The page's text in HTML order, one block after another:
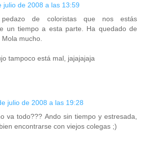
julio de 2008 a las 13:59
de coloristas que nos estás
un tiempo a esta parte. Ha quedado de
mucho.
tampoco está mal, jajajajaja
julio de 2008 a las 19:28
va todo??? Ando sin tiempo y estresada,
encontrarse con viejos colegas ;)